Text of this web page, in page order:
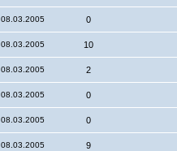
08.03.2005 0
08.03.2005 10
08.03.2005 2
08.03.2005 0
08.03.2005 0
08.03.2005 9